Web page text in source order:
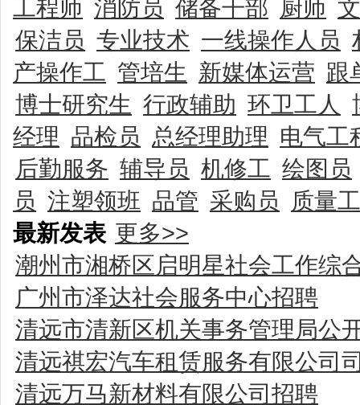
工程师 消防员 储备干部 厨师
保洁员 专业技术 一线操作人员
产操作工 管培生 新媒体运营 跟
博士研究生 行政辅助 环卫工人
经理 品检员 总经理助理 电气工
后勤服务 辅导员 机修工 绘图员
员 注塑领班 品管 采购员
质量
最新发表 更多>>
潮州市湘桥区启明星社会工作综
广州市泽达社会服务中心招聘
清远市清新区机关事务管理局公
清远祺宏汽车租赁服务有限公司
清远万马新材料有限公司招聘